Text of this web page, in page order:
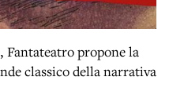
Fantateatro propone la
classico della narrativa